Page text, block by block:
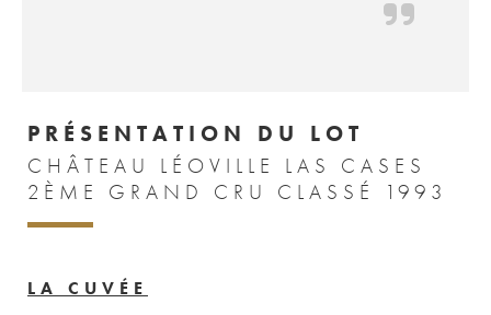
PRÉSENTATION DU LOT
CHÂTEAU LÉOVILLE LAS CASES
2ÈME GRAND CRU CLASSÉ 1993
LA CUVÉE